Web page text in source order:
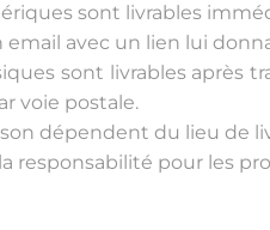
sont livrables
email avec un lien lui
sont livrables après
voie postale.
dépendent du lieu de
responsabilité pour les